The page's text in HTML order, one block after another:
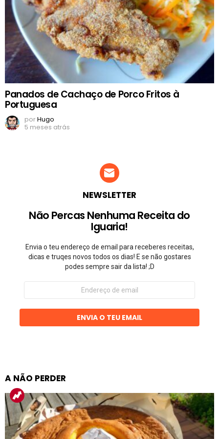
Panados de Cachaço de Porco Fritos à
Portuguesa
porHugo
5 meses atrás
NEWSLETTER
Não Percas Nenhuma Receita do
Iguaria!
Envia o teu endereço de email para receberes receitas,
dicas e truqes novos todos os dias! E se não gostares
podes sempre sair da lista! ;D
Endereço
email
ENVIA O TEU EMAIL
A NÃO PERDER